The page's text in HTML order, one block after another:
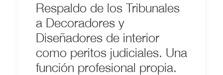
Respaldo de los Tribunales
a Decoradores y
Diseñadores de interior
como peritos judiciales. Una
función profesional propia.